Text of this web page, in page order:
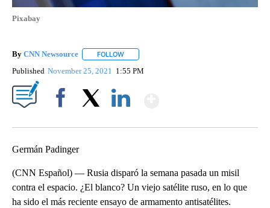
Pixabay
By CNN Newsource FOLLOW
Published November 25, 2021 1:55 PM
Germán Padinger
(CNN Español) — Rusia disparó la semana pasada un misil
contra el espacio. ¿El blanco? Un viejo satélite ruso, en lo que
ha sido el más reciente ensayo de armamento antisatélites.